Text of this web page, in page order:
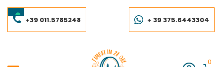
al
contenuto+39 011.5785248 + 39 375.6443304
0